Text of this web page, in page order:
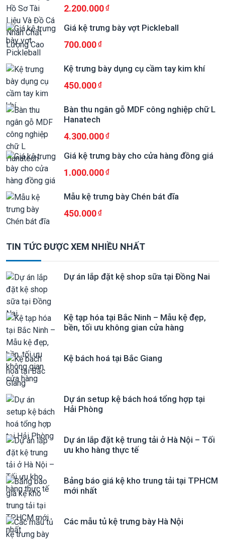
2.200.000
Giá kệ trưng bày vợt Pickleball
700.000
Kệ trưng bày dụng cụ cầm tay kim khí
450.000
Bàn thu ngân gỗ MDF công nghiệp chữ L
Hanatech
4.300.000
Giá kệ trưng bày cho cửa hàng đồng giá
1.000.000
Mẫu kệ trưng bày Chén bát đĩa
450.000
TIN TỨC ĐƯỢC XEM NHIỀU NHẤT
Dự án lắp đặt kệ shop sữa tại Đồng Nai
Kệ tạp hóa tại Bắc Ninh – Mẫu kệ đẹp,
bền, tối ưu không gian cửa hàng
Kệ bách hoá tại Bắc Giang
Dự án setup kệ bách hoá tổng hợp tại
Hải Phòng
Dự án lắp đặt kệ trung tải ở Hà Nội – Tối
ưu kho hàng thực tế
Bảng báo giá kệ kho trung tải tại TPHCM
mới nhất
Các mẫu tủ kệ trưng bày Hà Nội